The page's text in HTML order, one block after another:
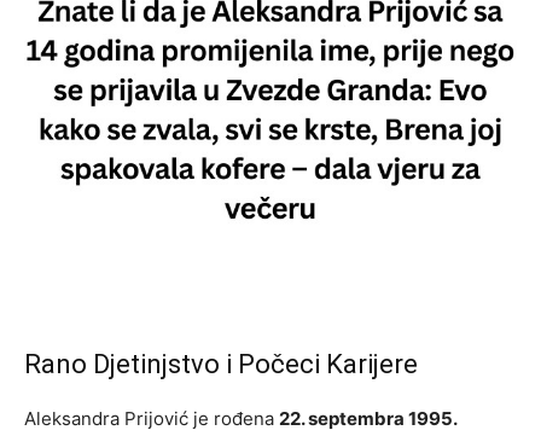
Rano Djetinjstvo i Počeci Karijere
Aleksandra Prijović je rođena 22. septembra 1995.